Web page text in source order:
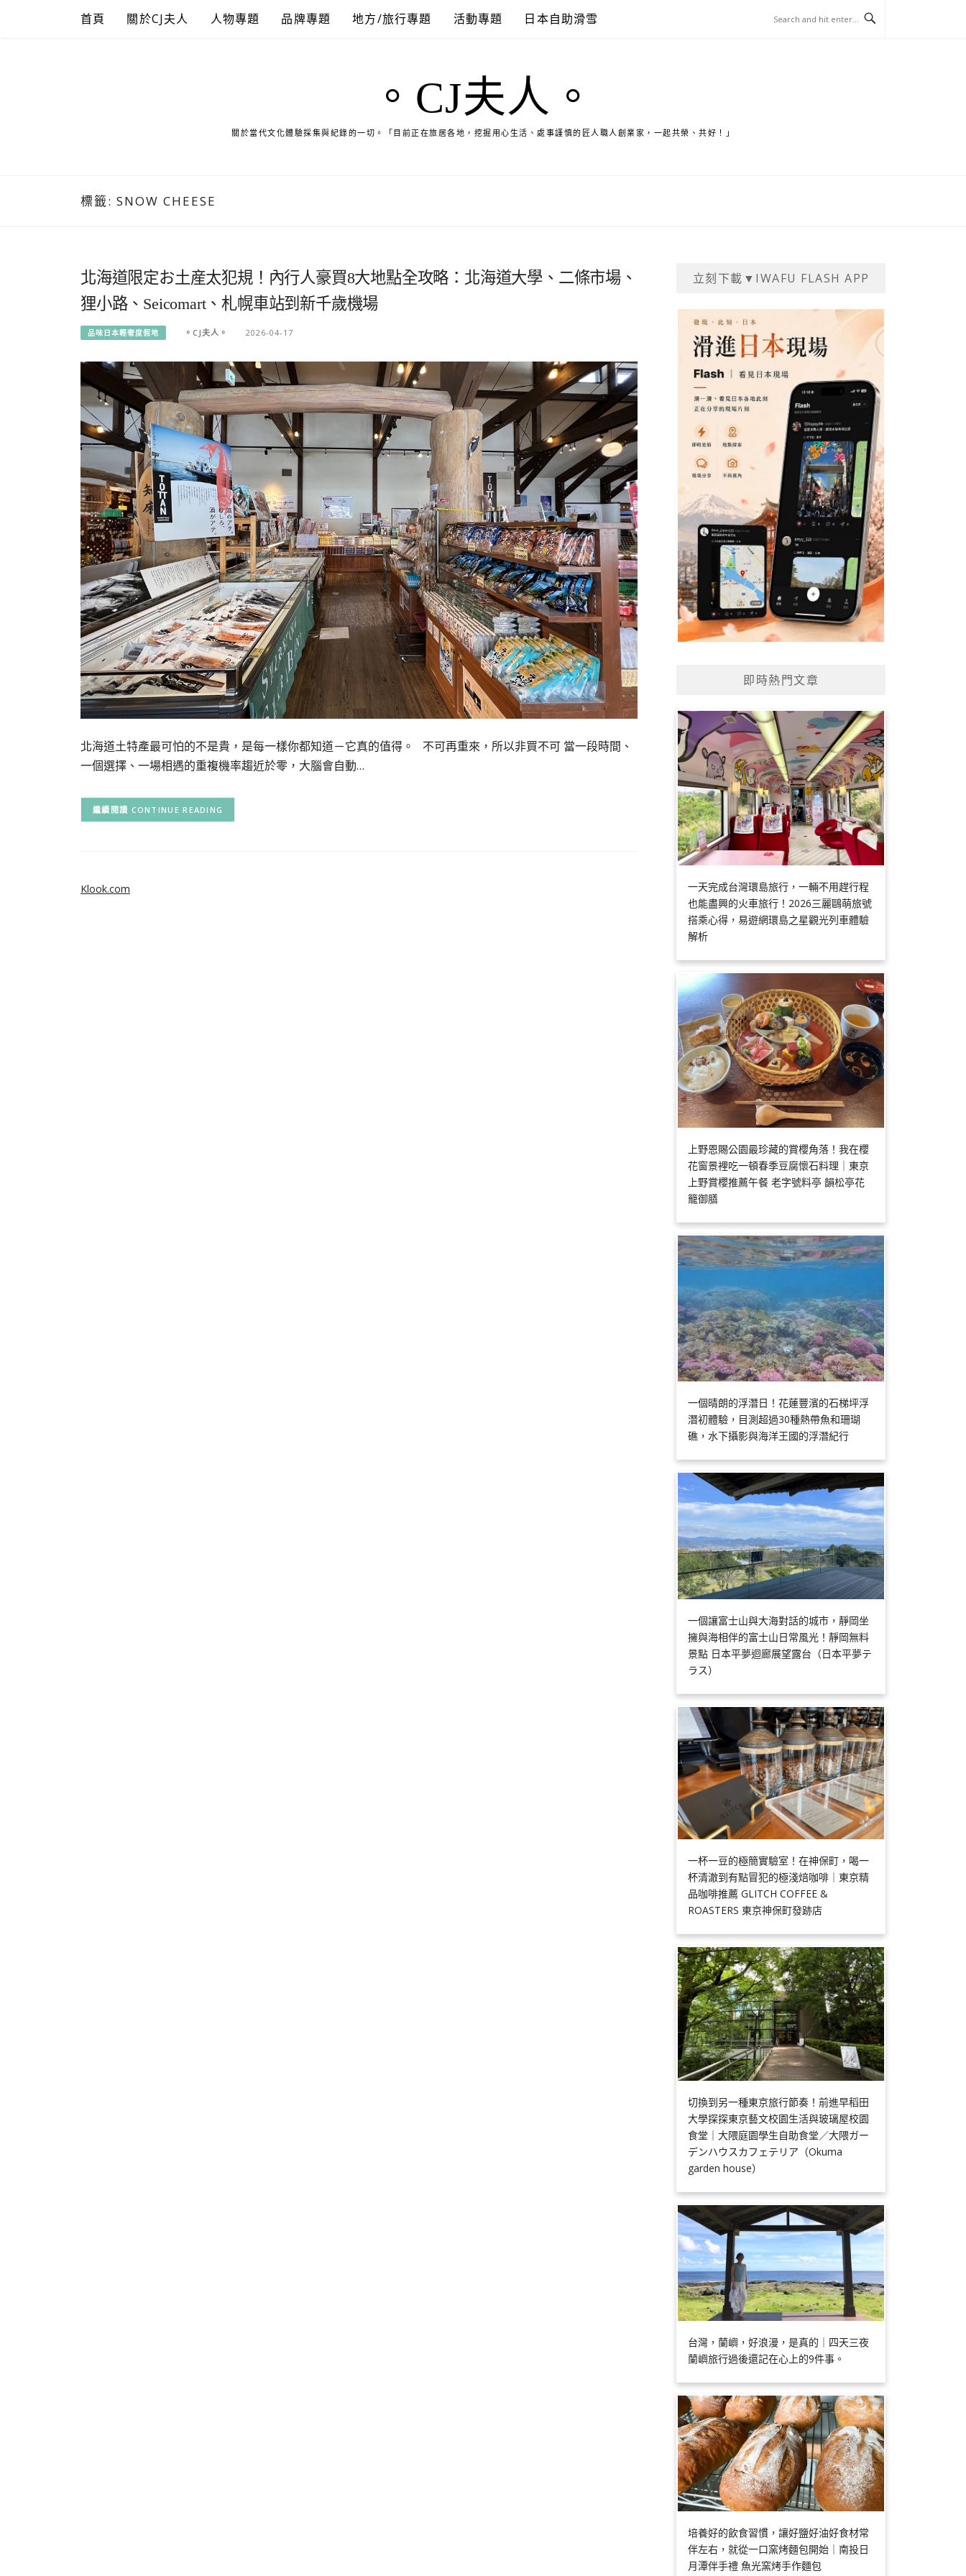
首頁 關於CJ夫人 人物專題 品牌專題 地方/旅行專題 活動專題 日本自助滑雪
。CJ夫人。
關於當代文化體驗採集與紀錄的一切。「目前正在旅居各地，挖掘用心生活、處事謹慎的匠人職人創業家，一起共榮、共好！」
標籤: SNOW CHEESE
北海道限定お土産太犯規！內行人豪買8大地點全攻略：北海道大學、二條市場、
狸小路、Seicomart、札幌車站到新千歲機場
品味日本輕奢度假地 。CJ夫人。 2026-04-17
北海道土特產最可怕的不是貴，是每一樣你都知道－它真的值得。 不可再重來，所以非買不可 當一段時間、
一個選擇、一場相遇的重複機率趨近於零，大腦會自動…
CONTINUE READING
立刻下載▼IWAFU FLASH APP
即時熱門文章
一天完成台灣環島旅行，一輛不用趕行程
也能盡興的火車旅行！2026三麗鷗萌旅號
搭乘心得，易遊網環島之星觀光列車體驗
解析
上野恩賜公園最珍藏的賞櫻角落！我在櫻
花窗景裡吃一頓春季豆腐懷石料理｜東京
上野賞櫻推薦午餐 老字號料亭 韻松亭花
籠御膳
一個晴朗的浮潛日！花蓮豐濱的石梯坪浮
潛初體驗，目測超過30種熱帶魚和珊瑚
礁，水下攝影與海洋王國的浮潛紀行
一個讓富士山與大海對話的城市，靜岡坐
擁與海相伴的富士山日常風光！靜岡無料
景點 日本平夢迴廊展望露台（日本平夢テ
ラス）
一杯一豆的極簡實驗室！在神保町，喝一
杯清澈到有點冒犯的極淺焙咖啡｜東京精
品咖啡推薦 GLITCH COFFEE &
ROASTERS 東京神保町發跡店
切換到另一種東京旅行節奏！前進早稻田
大學探探東京藝文校園生活與玻璃屋校園
食堂｜大隈庭園學生自助食堂／大隈ガー
デンハウスカフェテリア（Okuma
garden house）
台灣，蘭嶼，好浪漫，是真的｜四天三夜
蘭嶼旅行過後還記在心上的9件事。
培養好的飲食習慣，讓好鹽好油好食材常
伴左右，就從一口窯烤麵包開始｜南投日
月潭伴手禮 魚光窯烤手作麵包
Klook.com